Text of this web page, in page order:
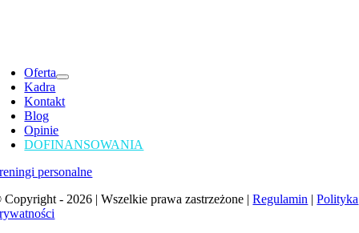
Oferta
Kadra
Kontakt
Blog
Opinie
DOFINANSOWANIA
personalne
- 2026 | Wszelkie prawa zastrzeżone |Regulamin |Polityka